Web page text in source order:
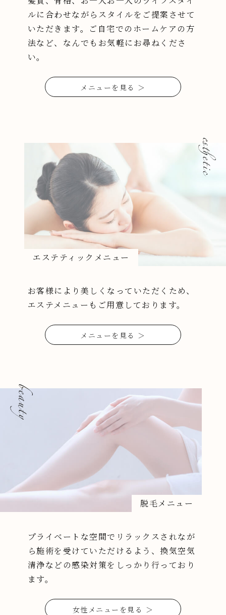
ルに合わせながらスタイルをご提案させて
いただきます。
ご自宅でのホームケアの方
法など、なんでもお気軽にお尋ねくださ
い。
メニューを見る ＞
お客様により美しくなっていただくため、
エステメニューもご用意しております。
メニューを見る ＞
エステティックメニュー
脱毛メニュー
プライベートな空間でリラックスされなが
ら施術を受けていただけるよう、換気空気
清浄などの感染対策をしっかり行っており
ます。
女性メニューを見る ＞